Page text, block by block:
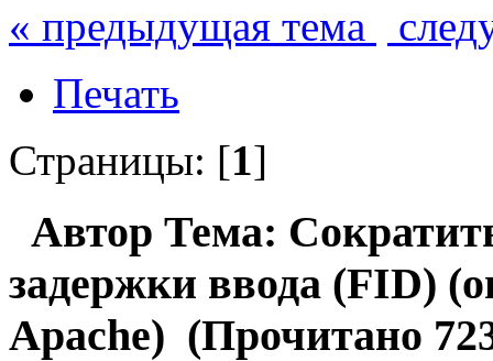
« предыдущая тема
Печать
Страницы: [1]
Автор Тема:
задержки ввода (FID)
Apache) (Прочитано